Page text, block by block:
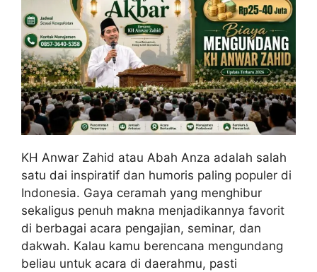
KH Anwar Zahid atau Abah Anza adalah salah
satu dai inspiratif dan humoris paling populer di
Indonesia. Gaya ceramah yang menghibur
sekaligus penuh makna menjadikannya favorit
di berbagai acara pengajian, seminar, dan
dakwah. Kalau kamu berencana mengundang
beliau untuk acara di daerahmu, pasti